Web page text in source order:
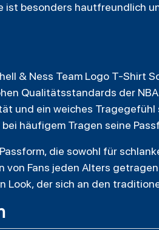
ist besonders hautfreundlich
& Ness Team Logo T-Shirt
Qualitätsstandards der
und ein weiches
häufigem Tragen seine
die sowohl für
von Fans jeden Alters
Look, der sich an den